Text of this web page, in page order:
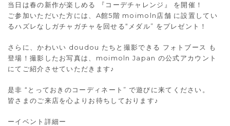
当日は春の新作が楽しめる 『コーデチャレンジ』 を開催！
ご参加いただいた方には、A館5階 moimoln店舗 に設置してい
るハズレなしガチャガチャを回せる“メダル” をプレゼント！
さらに、かわいい doudou たちと撮影できる フォトブース も
登場！撮影したお写真は、moimoln Japan の公式アカウント
にてご紹介させていただきます♪
是非 “とっておきのコーディネート” で遊びに来てください。
皆さまのご来店を心よりお待ちしております♪
ーイベント詳細ー